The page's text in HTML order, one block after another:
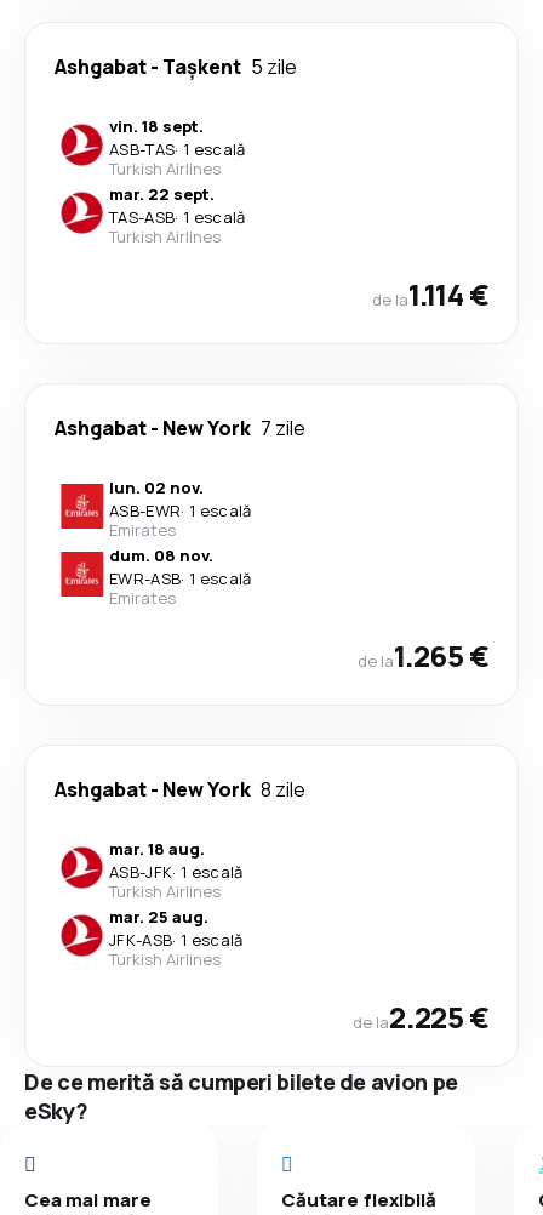
Ashgabat- Tașkent 5 zile
vin. 18 sept.
ASB-TAS· 1 escală
Turkish Airlines
mar. 22 sept.
TAS-ASB· 1 escală
Turkish Airlines
de la1.114 €
Ashgabat- New York 7 zile
lun. 02 nov.
ASB-EWR· 1 escală
Emirates
dum. 08 nov.
EWR-ASB· 1 escală
Emirates
de la1.265 €
Ashgabat- New York 8 zile
mar. 18 aug.
ASB-JFK· 1 escală
Turkish Airlines
mar. 25 aug.
JFK-ASB· 1 escală
Turkish Airlines
de la2.225 €
De ce merită să cumperi bilete de avion pe
eSky?
Cea mai mare
Căutare flexibilă